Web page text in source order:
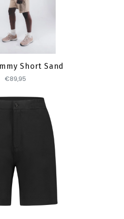
Toevoegen
Short Sand
€89,95
Toevoegen